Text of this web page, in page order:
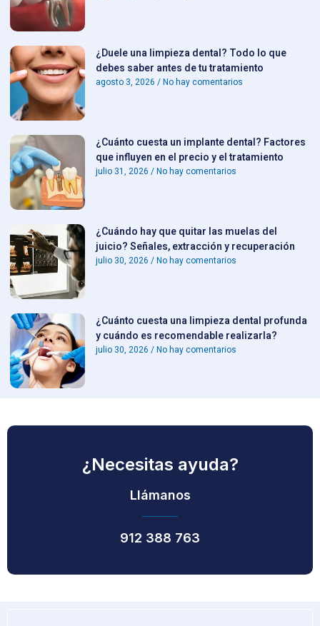
¿Duele una limpieza dental? Todo lo que
debes saber antes de tu tratamiento
agosto 3, 2026 No hay comentarios
¿Cuánto cuesta un implante dental? Factores
que influyen en el precio y el tratamiento
julio 31, 2026 No hay comentarios
¿Cuándo hay que quitar las muelas del
juicio? Señales, extracción y recuperación
julio 30, 2026 No hay comentarios
¿Cuánto cuesta una limpieza dental profunda
y cuándo es recomendable realizarla?
julio 30, 2026 No hay comentarios
¿Necesitas ayuda?
Llámanos
912 388 763